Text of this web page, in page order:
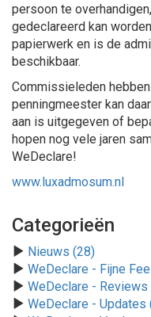
persoon te
gedeclareerd kan
papierwerk en is de
beschikbaar.
Commissieleden
penningmeester kan
aan is uitgegeven of
hopen nog vele jaren
WeDeclare!
www.luxadmosum.nl
Categorieën
Nieuws (28)
WeDeclare - Fijne
WeDeclare - Reviews
WeDeclare - Updates